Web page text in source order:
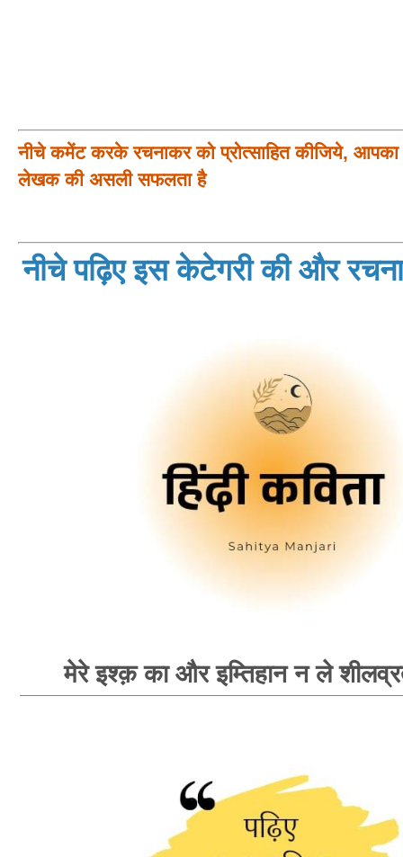
नीचे कमेंट करके रचनाकर को प्रोत्साहित कीजिये, आपका
लेखक की असली सफलता है
नीचे पढ़िए इस केटेगरी की और
मेरे इश्क़ का और इम्तिहान न ले